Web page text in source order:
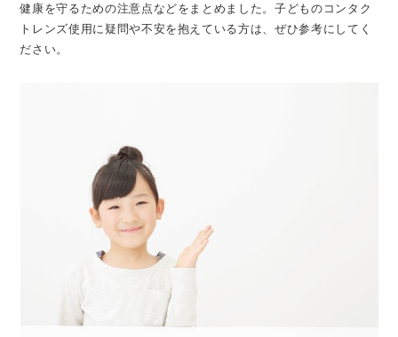
健康を守るための注意点などをまとめました。子どものコンタク
トレンズ使用に疑問や不安を抱えている方は、ぜひ参考にしてく
ださい。